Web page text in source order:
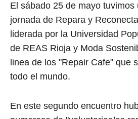
El sábado 25 de mayo tuvimos
jornada de Repara y
liderada por la Universidad
de REAS Rioja y Moda
linea de los "Repair Cafe" que
todo el mundo.
En este segundo encuentro